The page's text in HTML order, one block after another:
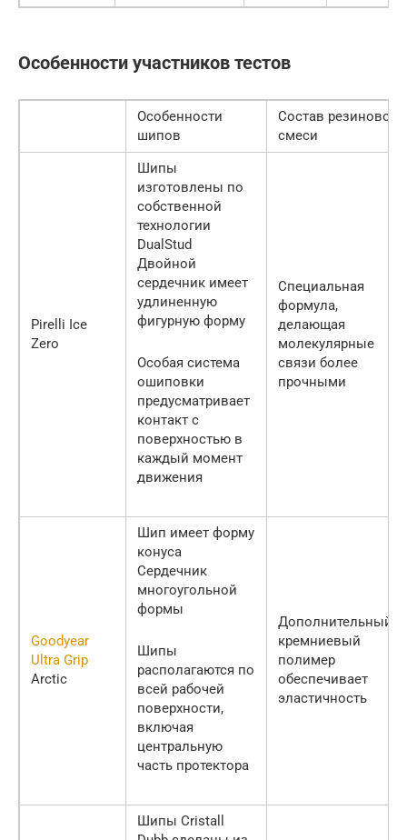
Особенности участников тестов
Особенности
шипов
Состав резиновой
смеси
Pirelli Ice
Zero
Шипы
изготовлены по
собственной
технологии
DualStud
Двойной
сердечник имеет
удлиненную
фигурную форму
Особая система
ошиповки
предусматривает
контакт с
поверхностью в
каждый момент
движения
Специальная
формула,
делающая
молекулярные
связи более
прочными
Goodyear
Ultra Grip
Arctic
Шип имеет форму
конуса
Сердечник
многоугольной
формы
Шипы
располагаются по
всей рабочей
поверхности,
включая
центральную
часть протектора
Дополнительный
кремниевый
полимер
обеспечивает
эластичность
Шипы Cristall